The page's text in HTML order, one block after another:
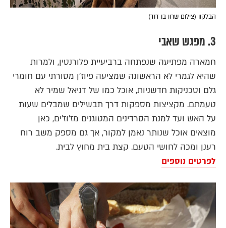
הבלקון (צילום שרון בן דוד)
3. מפגש שאבי
חמארה מפתיעה שנפתחה ברביעיית פלורנטין, ולמרות
שהיא לגמרי לא הראשונה שמציעה פיוז׳ן מסורתי עם חומרי
גלם וטכניקות חדשניות, אוכל כמו של דניאל שמיר לא
טעמתם. מקציצות מספקות דרך תבשילים שמבלים שעות
על האש ועד למנת הסרדינים המטוגנים מז׳וז׳ים, כאן
מוצאים אוכל שנותר נאמן למקור, אך גם מספק משב רוח
רענן ומכה לחושי הטעם. קצת בית מחוץ לבית.
לפרטים נוספים